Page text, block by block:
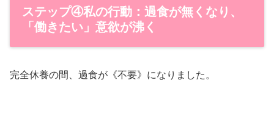
ステップ④私の行動：過食が無くなり、
「働きたい」意欲が沸く
完全休養の間、過食が《不要》になりました。